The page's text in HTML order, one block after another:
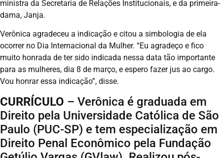
ministra da Secretaria de Relações Institucionais, e da primeira-
dama, Janja.
Verônica agradeceu a indicação e citou a simbologia de ela
ocorrer no Dia Internacional da Mulher. “Eu agradeço e fico
muito honrada de ter sido indicada nessa data tão importante
para as mulheres, dia 8 de março, e espero fazer jus ao cargo.
Vou honrar essa indicação”, disse.
CURRÍCULO – Verônica é graduada em
Direito pela Universidade Católica de São
Paulo (PUC-SP) e tem especialização em
Direito Penal Econômico pela Fundação